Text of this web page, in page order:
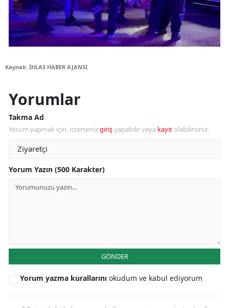
Kaynak: İHLAS HABER AJANSI
Yorumlar
Takma Ad
Yorum yapmak için, istersenizgirişyapabilir veya kayıt olabilirsiniz.
Yorum Yazın (500 Karakter)
GÖNDER
Yorum yazma kurallarını okudum ve kabul ediyorum